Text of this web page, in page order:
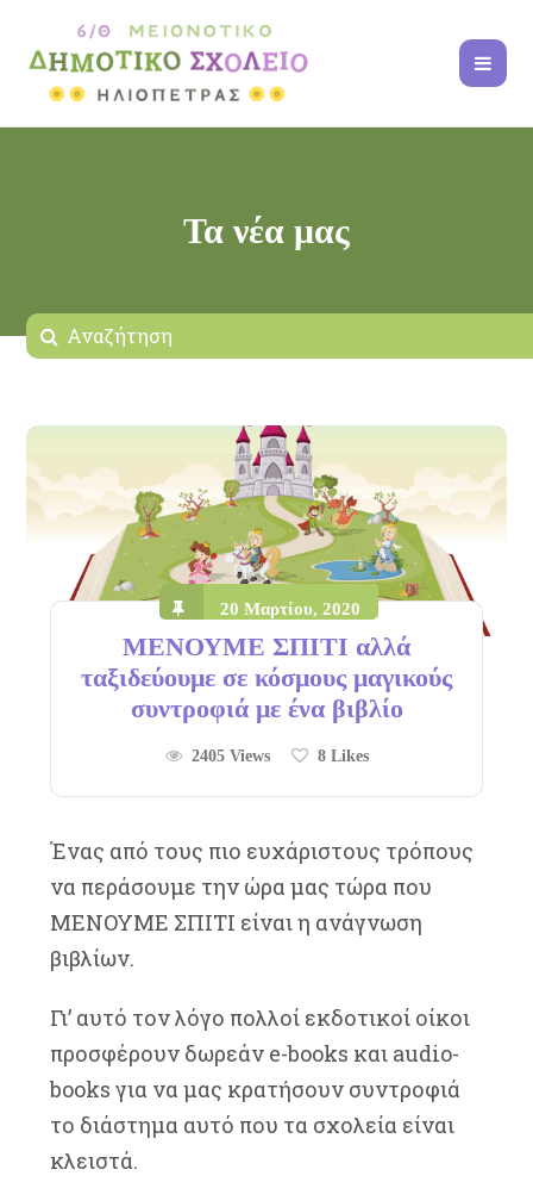
Τα νέα μας
20 Μαρτίου, 2020
ΜΕΝΟΥΜΕ ΣΠΙΤΙ αλλά
ταξιδεύουμε σε κόσμους μαγικούς
συντροφιά με ένα βιβλίο
2405 Views 8Likes
Ένας από τους πιο ευχάριστους τρόπους
να περάσουμε την ώρα μας τώρα που
ΜΕΝΟΥΜΕ ΣΠΙΤΙ είναι η ανάγνωση
βιβλίων.
Γι’ αυτό τον λόγο πολλοί εκδοτικοί οίκοι
προσφέρουν δωρεάν e-books και audio-
books για να μας κρατήσουν συντροφιά
το διάστημα αυτό που τα σχολεία είναι
κλειστά.